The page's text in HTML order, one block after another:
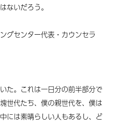
ないだろう。
グセンター代表・カウンセラ
た。これは一日分の前半部分で
世代たち、僕の親世代を、僕は
には素晴らしい人もあるし、ど